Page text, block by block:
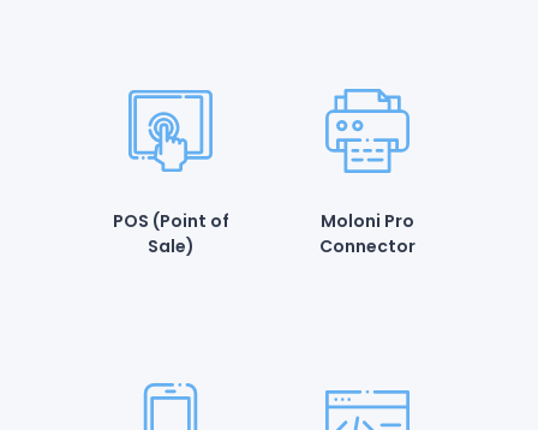
POS (Point of
Sale)
Moloni Pro
Connector